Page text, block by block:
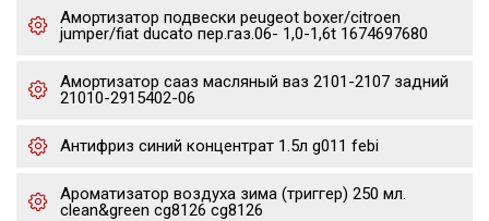
Амортизатор подвески peugeot boxer/citroen
jumper/fiat ducato пер.газ.06- 1,0-1,6t 1674697680
Амортизатор сааз масляный ваз 2101-2107 задний
21010-2915402-06
Антифриз синий концентрат 1.5л g011 febi
Ароматизатор воздуха зима (триггер) 250 мл.
clean&green cg8126 cg8126